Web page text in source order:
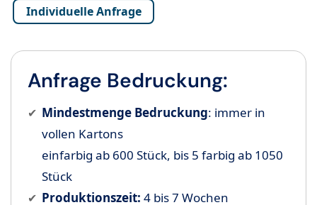
Individuelle Anfrage
Anfrage Bedruckung:
Mindestmenge Bedruckung: immer in
vollen Kartons
einfarbig ab 600 Stück, bis 5 farbig ab 1050
Stück
Produktionszeit: 4 bis 7 Wochen